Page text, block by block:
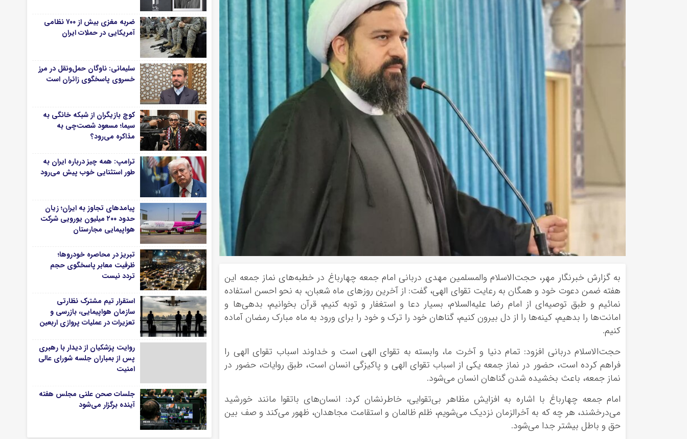
به گزارش خبرنگار مهر، حجت‌الاسلام والمسلمین مهدی دربانی امام جمعه چهارباغ در خطبه‌های نماز جمعه این
هفته ضمن دعوت خود و همگان به رعایت تقوای الهی، گفت: از آخرین روزهای ماه شعبان، به نحو احسن استفاده
نمائیم و طبق توصیه‌ای از امام رضا علیه‌السلام، بسیار دعا و استغفار و توبه کنیم، قرآن بخوانیم، بدهی‌ها و
امانت‌ها را بدهیم، کینه‌ها را از دل بیرون کنیم، گناهان خود را ترک و خود را برای ورود به ماه مبارک رمضان آماده
کنیم.
حجت‌الاسلام دربانی افزود: تمام دنیا و آخرت ما، وابسته به تقوای الهی است و خداوند اسباب تقوای الهی را
فراهم کرده است، حضور در نماز جمعه یکی از اسباب تقوای الهی و پاکیزگی انسان است، طبق روایات، حضور در
نماز جمعه، باعث بخشیده شدن گناهان انسان می‌شود.
امام جمعه چهارباغ با اشاره به افزایش مظاهر بی‌تقوایی، خاطرنشان کرد: انسان‌های باتقوا مانند خورشید
می‌درخشند، هر چه که به آخرالزمان نزدیک می‌شویم، ظلم ظالمان و استقامت مجاهدان، ظهور می‌کند و صف بین
حق و باطل بیشتر جدا می‌شود.
ضربه مغزی بیش از ۷۰۰ نظامی
آمریکایی در حملات ایران
سلیمانی: ناوگان حمل‌ونقل در مرز
خسروی پاسخگوی زائران است
کوچ بازیگران از شبکه خانگی به
سیما؛ مسعود شصت‌چی به
مذاکره می‌رود؟
ترامپ: همه چیز درباره ایران به
طور استثنایی خوب پیش می‌رود
پیامدهای تجاوز به ایران؛ زیان
حدود ۲۰۰ میلیون یورویی شرکت
هواپیمایی مجارستان
تبریز در محاصره خودروها؛
ظرفیت معابر پاسخگوی حجم
تردد نیست
استقرار تیم مشترک نظارتی
سازمان هواپیمایی، بازرسی و
تعزیرات در عملیات پروازی اربعین
روایت پزشکیان از دیدار با رهبری
پس از بمباران جلسه شورای عالی
امنیت
جلسات صحن علنی مجلس هفته
آینده برگزار می‌شود